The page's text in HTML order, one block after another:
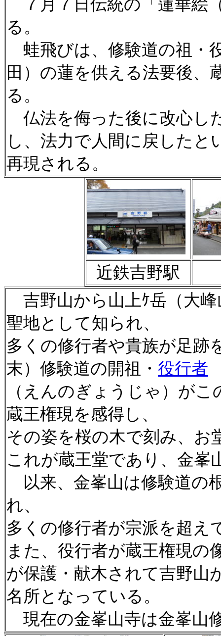
７月７日伝統の「蓮華絵
る。
蛙飛びは、修験道の祖・
田）の蓮を供える法要後、
る。
仏法を侮った後に改心し
し、法力で人間に戻した
再現される。
近鉄吉野駅
吉野山から山上ｹ岳（大
聖地として知られ、
多くの修行者や貴族が足跡
末）修験道の開祖・ 役行者
（えんのぎょうじゃ）が
蔵王権現を感得し、
その姿を桜の木で刻み、お
これが蔵王堂であり、金峯
以来、金峯山は修験道の
れ、
多くの修行者が宗派を超え
また、役行者が蔵王権現の
が保護・献木されて吉野山
名所となっている。
現在の金峯山寺は金峯山